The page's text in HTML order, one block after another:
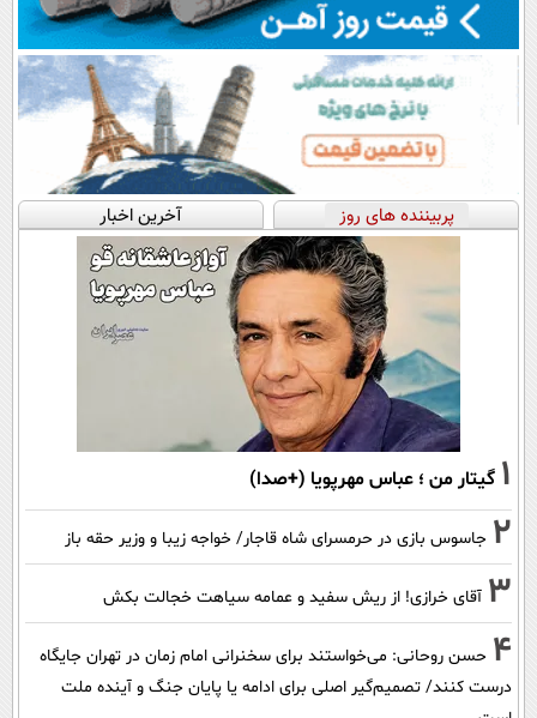
پربیننده های روز آخرین اخبار
1 گیتار من ؛ عباس مهرپویا (+صدا)
2 جاسوس بازی در حرمسرای شاه قاجار/ خواجه زیبا و وزیر حقه باز
3 آقای خرازی! از ریش سفید و عمامه سیاهت خجالت بکش
4 حسن روحانی: می‌خواستند برای سخنرانی امام زمان در تهران جایگاه
درست کنند/ تصمیم‌گیر اصلی برای ادامه یا پایان جنگ و آینده ملت